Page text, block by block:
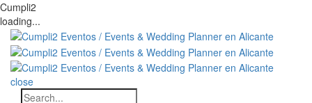
Cumpli2
loading...
close